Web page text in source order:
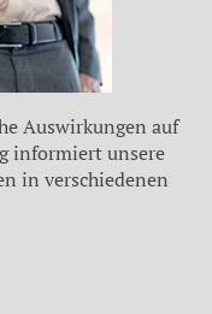
Auswirkungen auf
informiert unsere
in verschiedenen